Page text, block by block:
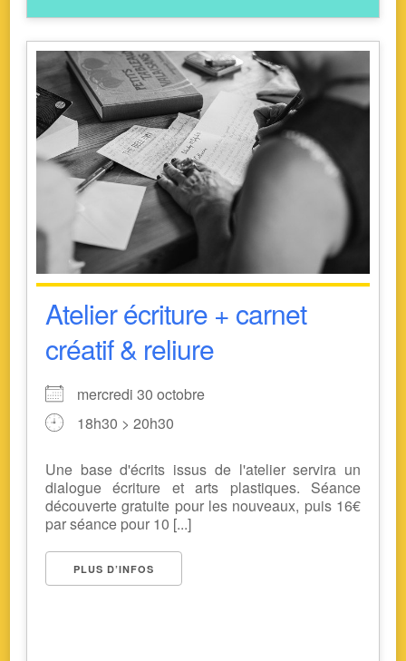
Atelier écriture + carnet
créatif & reliure
mercredi 30 octobre
18h30 > 20h30
Une base d'écrits issus de l'atelier servira un
dialogue écriture et arts plastiques. Séance
découverte gratuite pour les nouveaux, puis 16€
par séance pour 10 [...]
PLUS D’INFOS